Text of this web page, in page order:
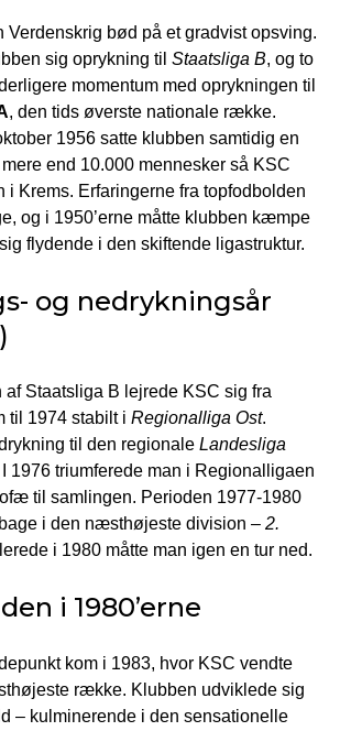
Verdenskrig bød på et gradvist opsving.
sig oprykning til Staatsliga B, og to
momentum med oprykningen til
, den tids øverste nationale række.
1956 satte klubben samtidig en
end 10.000 mennesker så KSC
i Krems. Erfaringerne fra topfodbolden
og i 1950’erne måtte klubben kæmpe
flydende i den skiftende ligastruktur.
og nedrykningsår
af Staatsliga B lejrede KSC sig fra
til 1974 stabilt i Regionalliga Ost.
til den regionale Landesliga
I 1976 triumferede man i Regionalligaen
til samlingen. Perioden 1977-1980
i den næsthøjeste division – 2.
i 1980 måtte man igen en tur ned.
i 1980’erne
kom i 1983, hvor KSC vendte
række. Klubben udviklede sig
– kulminerende i den sensationelle